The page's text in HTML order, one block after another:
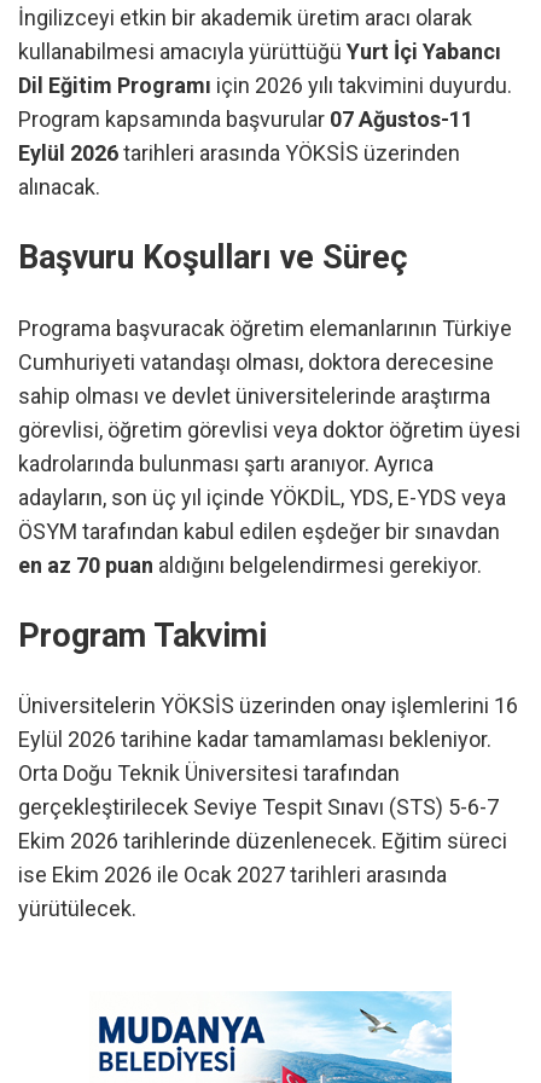
İngilizceyi etkin bir akademik üretim aracı olarak
kullanabilmesi amacıyla yürüttüğü Yurt İçi Yabancı
Dil Eğitim Programı için 2026 yılı takvimini duyurdu.
Program kapsamında başvurular 07 Ağustos-11
Eylül 2026tarihleri arasında YÖKSİS üzerinden
alınacak.
Başvuru Koşulları ve Süreç
Programa başvuracak öğretim elemanlarının Türkiye
Cumhuriyeti vatandaşı olması, doktora derecesine
sahip olması ve devlet üniversitelerinde araştırma
görevlisi, öğretim görevlisi veya doktor öğretim üyesi
kadrolarında bulunması şartı aranıyor. Ayrıca
adayların, son üç yıl içinde YÖKDİL, YDS, E-YDS veya
ÖSYM tarafından kabul edilen eşdeğer bir sınavdan
en az 70 puan aldığını belgelendirmesi gerekiyor.
Program Takvimi
Üniversitelerin YÖKSİS üzerinden onay işlemlerini 16
Eylül 2026 tarihine kadar tamamlaması bekleniyor.
Orta Doğu Teknik Üniversitesi tarafından
gerçekleştirilecek Seviye Tespit Sınavı (STS) 5-6-7
Ekim 2026 tarihlerinde düzenlenecek. Eğitim süreci
ise Ekim 2026 ile Ocak 2027 tarihleri arasında
yürütülecek.